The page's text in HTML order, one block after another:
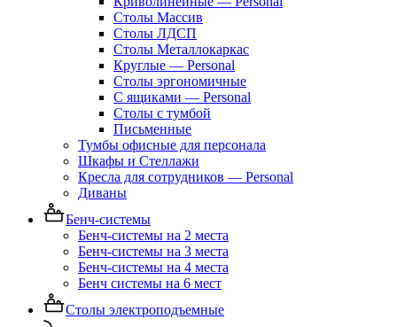
Столы Массив
Столы ЛДСП
Столы Металлокаркас
Круглые — Personal
Столы эргономичные
С ящиками — Personal
Столы с тумбой
Письменные
Тумбы офисные для персонала
Шкафы и Стеллажи
Кресла для сотрудников — Personal
Диваны
Бенч-системы
Бенч-системы на 2 места
Бенч-системы на 3 места
Бенч-системы на 4 места
Бенч системы на 6 мест
Столы электроподъемные